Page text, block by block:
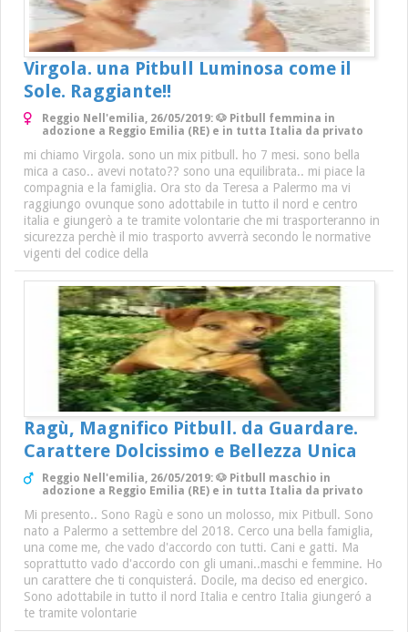
Virgola. una Pitbull Luminosa come il
Sole. Raggiante!!
Reggio Nell'emilia, 26/05/2019: 🐶 Pitbull femmina in
adozione a Reggio Emilia (RE) e in tutta Italia da privato
mi chiamo Virgola. sono un mix pitbull. ho 7 mesi. sono bella
mica a caso.. avevi notato?? sono una equilibrata.. mi piace la
compagnia e la famiglia. Ora sto da Teresa a Palermo ma vi
raggiungo ovunque sono adottabile in tutto il nord e centro
italia e giungerò a te tramite volontarie che mi trasporteranno in
sicurezza perchè il mio trasporto avverrà secondo le normative
vigenti del codice della
Ragù, Magnifico Pitbull. da Guardare.
Carattere Dolcissimo e Bellezza Unica
Reggio Nell'emilia, 26/05/2019: 🐶 Pitbull maschio in
adozione a Reggio Emilia (RE) e in tutta Italia da privato
Mi presento.. Sono Ragù e sono un molosso, mix Pitbull. Sono
nato a Palermo a settembre del 2018. Cerco una bella famiglia,
una come me, che vado d'accordo con tutti. Cani e gatti. Ma
soprattutto vado d'accordo con gli umani..maschi e femmine. Ho
un carattere che ti conquisterá. Docile, ma deciso ed energico.
Sono adottabile in tutto il nord Italia e centro Italia giungeró a
te tramite volontarie